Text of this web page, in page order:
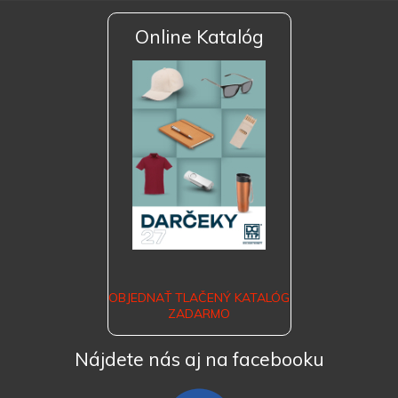
Online Katalóg
OBJEDNAŤ TLAČENÝ KATALÓG
ZADARMO
Nájdete nás aj na facebooku